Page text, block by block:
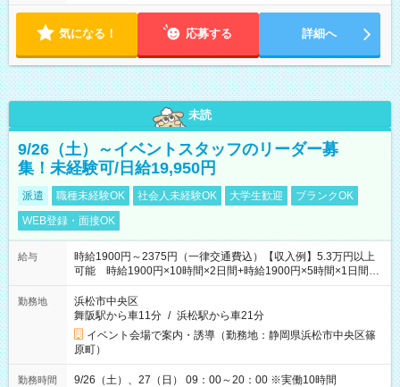
気になる！ 応募する 詳細へ
未読
9/26（土）～イベントスタッフのリーダー募
集！未経験可/日給19,950円
派遣 職種未経験OK 社会人未経験OK 大学生歓迎
ブランクOK
WEB登録・面接OK
給与
時給1900円～2375円（一律交通費込）【収入例】5.3万円以上
可能 時給1900円×10時間×2日間+時給1900円×5時間×1日間
（実働8時間を越えた時給：2375円）
勤務地
浜松市中央区
舞阪駅から車11分 / 浜松駅から車21分
イベント会場で案内・誘導（勤務地：静岡県浜松市中央区篠
原町）
勤務時間
9/26（土）、27（日） 09：00～20：00 ※実働10時間